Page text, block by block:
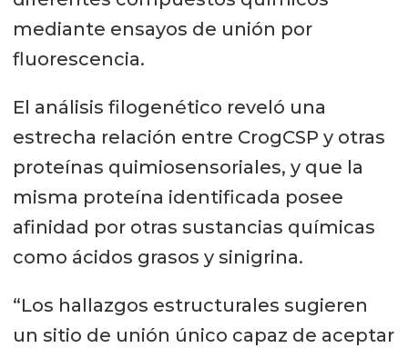
mediante ensayos de unión por
fluorescencia.
El análisis filogenético reveló una
estrecha relación entre CrogCSP y otras
proteínas quimiosensoriales, y que la
misma proteína identificada posee
afinidad por otras sustancias químicas
como ácidos grasos y sinigrina.
“Los hallazgos estructurales sugieren
un sitio de unión único capaz de aceptar